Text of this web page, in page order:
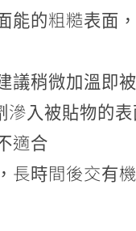
能的粗糙表面
議稍微加溫即
滲入被貼物的表
適合
長時間後交有